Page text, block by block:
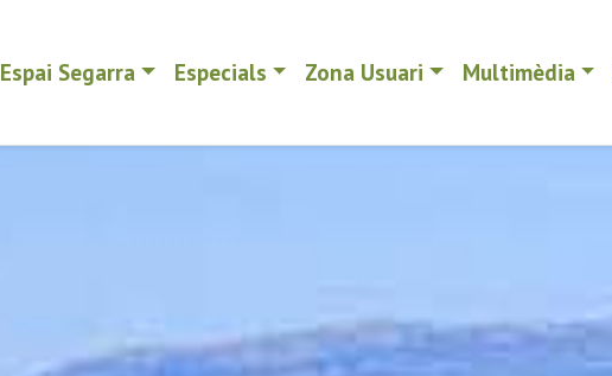
Espai Segarra Especials Zona Usuari Multimèdia